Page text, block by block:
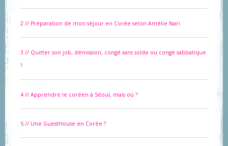
2 // Préparation de mon séjour en Corée selon Amélie Nari
3 // Quitter son job, démission, congé sans solde ou congé sabbatique
?
4 // Apprendre le coréen à Séoul, mais où ?
5 // Une GuestHouse en Corée ?